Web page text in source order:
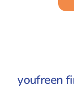
youfreen